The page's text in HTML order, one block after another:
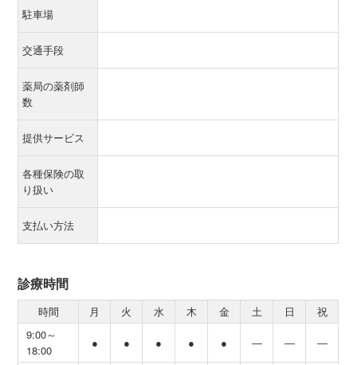
駐車場
交通手段
薬局の薬剤師
数
提供サービス
各種保険の取
り扱い
支払い方法
診療時間
時間 月 火 水 木 金 土 日
祝
9:00～
18:00
● ● ● ● ● ― ― ―